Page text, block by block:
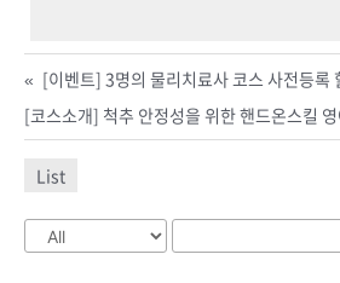
« [이벤트] 3명의 물리치료사 코스 사전등록
[코스소개] 척추 안정성을 위한 핸드온스킬
List